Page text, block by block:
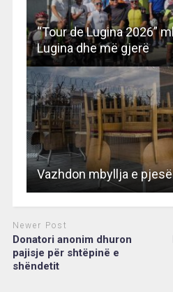
“Tour de Lugina 2026”
Lugina dhe më gjerë
Vazhdon mbyllja e
Newer Post
Donatori anonim dhuron
pajisje për shtëpinë e
shëndetit